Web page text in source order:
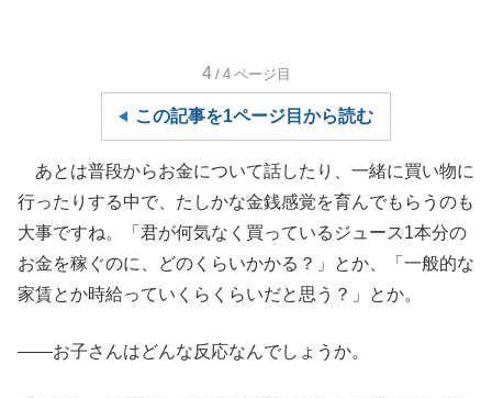
4 /4 ページ目
この記事を1ページ目から読む
あとは普段からお金について話したり、一緒に買い物に
行ったりする中で、たしかな金銭感覚を育んでもらうのも
大事ですね。「君が何気なく買っているジュース1本分の
お金を稼ぐのに、どのくらいかかる？」とか、「一般的な
家賃とか時給っていくらくらいだと思う？」とか。
——お子さんはどんな反応なんでしょうか。